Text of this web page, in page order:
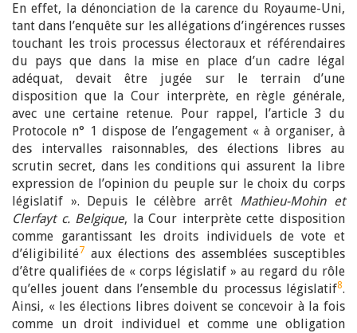
En effet, la dénonciation de la carence du Royaume-Uni,
tant dans l’enquête sur les allégations d’ingérences russes
touchant les trois processus électoraux et référendaires
du pays que dans la mise en place d’un cadre légal
adéquat, devait être jugée sur le terrain d’une
disposition que la Cour interprète, en règle générale,
avec une certaine retenue. Pour rappel, l’article 3 du
Protocole n° 1 dispose de l’engagement « à organiser, à
des intervalles raisonnables, des élections libres au
scrutin secret, dans les conditions qui assurent la libre
expression de l’opinion du peuple sur le choix du corps
législatif ». Depuis le célèbre arrêt Mathieu-Mohin et
Clerfayt c. Belgique, la Cour interprète cette disposition
comme garantissant les droits individuels de vote et
d’éligibilité7 aux élections des assemblées susceptibles
d’être qualifiées de « corps législatif » au regard du rôle
qu’elles jouent dans l’ensemble du processus législatif8.
Ainsi, « les élections libres doivent se concevoir à la fois
comme un droit individuel et comme une obligation